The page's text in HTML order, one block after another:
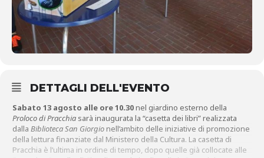
DETTAGLI DELL'EVENTO
Sabato 13 agosto alle ore 10.30nel giardino esterno della
Proloco di Pracchia sarà inaugurata la “casetta dei libri” realizzata
dalla Biblioteca San Giorgionell’ambito delle iniziative di promozione
della lettura finanziate dal Ministero della Cultura. La casetta di
Pracchia è l’ultima in ordine di tempo, dopo quelle già collocate alle